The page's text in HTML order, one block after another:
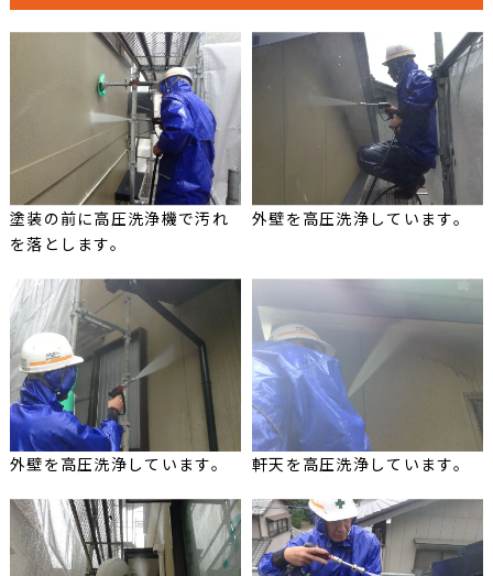
塗装の前に高圧洗浄機で汚れ
を落とします。
外壁を高圧洗浄しています。
外壁を高圧洗浄しています。 軒天を高圧洗浄しています。